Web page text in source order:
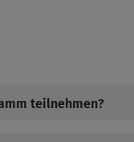
teilnehmen?